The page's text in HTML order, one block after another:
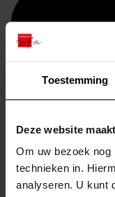
Toestemming
Deze website
Om uw bezoek nog
technieken in.
analyseren. U kunt
Printen